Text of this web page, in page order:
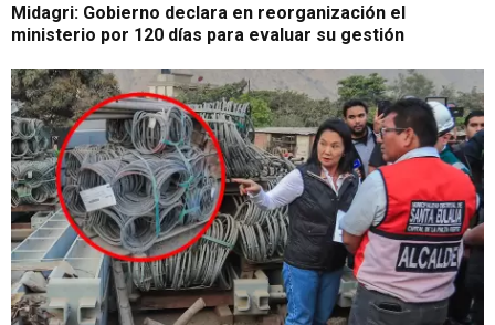
Midagri: Gobierno declara en reorganización el
ministerio por 120 días para evaluar su gestión